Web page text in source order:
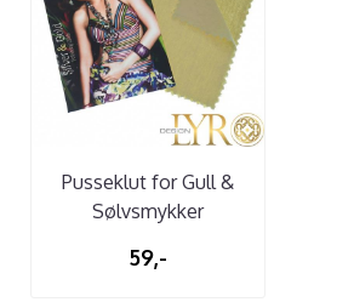
Pusseklut for Gull &
Sølvsmykker
59,-